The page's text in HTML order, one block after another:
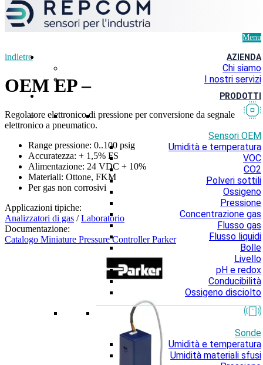
Menu
AZIENDA
Chi siamo
I nostri servizi
PRODOTTI
Sensori OEM
Umidità e temperatura
VOC
CO2
Polveri sottili
Ossigeno
Pressione
Concentrazione gas
Flusso gas
Flusso liquidi
Bolle
Livello
pH e redox
Conducibilità
Ossigeno disciolto
Sonde
Umidità e temperatura
Umidità materiali sfusi
indietro
OEM EP –
Regolatore elettronico di pressione per conversione da segnale
elettronico a pneumatico.
Range pressione: 0..100 psig
Accuratezza: + 1,5% FS
Alimentazione: 24 VDC + 10%
Materiali: Ottone, FKM
Per gas non corrosivi
Applicazioni tipiche:
Analizzatori di gas /Laboratorio
Documentazione:
Catalogo Miniature Pressure Controller Parker